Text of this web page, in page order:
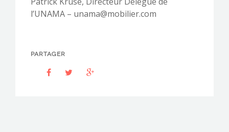
l’UNAMA – unama@mobilier.com
PARTAGER